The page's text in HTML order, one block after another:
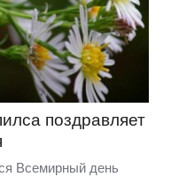
поздравляет
Всемирный день